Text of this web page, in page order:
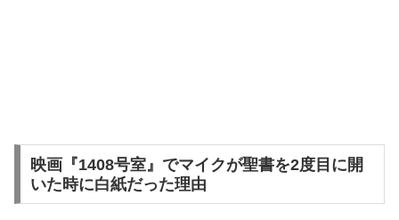
映画『1408号室』でマイクが聖書を2度目に開
いた時に白紙だった理由